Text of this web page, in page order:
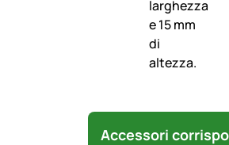
Accessori